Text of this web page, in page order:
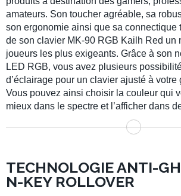
amateurs. Son toucher agréable, sa
son ergonomie ainsi que sa connectique
de son clavier MK-90 RGB Kailh Red un
joueurs les plus exigeants. Grâce à son
LED RGB, vous avez plusieurs
d’éclairage pour un clavier ajusté à votre
Vous pouvez ainsi choisir la couleur qui
mieux dans le spectre et l’afficher dans
TECHNOLOGIE ANTI-
N-KEY ROLLOVER